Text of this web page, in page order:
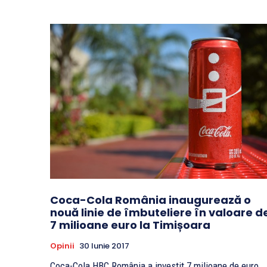
Coca-Cola România inaugurează o
nouă linie de îmbuteliere în valoare
7 milioane euro la Timișoara
Opinii 30 Iunie 2017